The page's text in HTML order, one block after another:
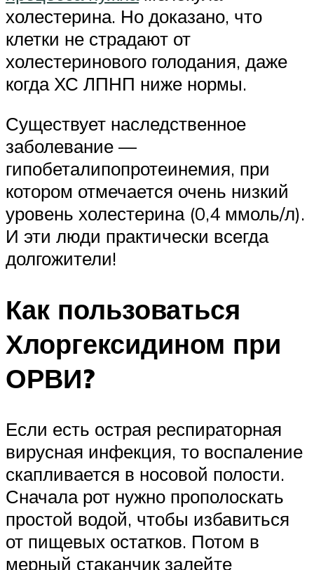
холестерина. Но доказано, что
клетки не страдают от
холестеринового голодания, даже
когда ХС ЛПНП ниже нормы.
Существует наследственное
заболевание —
гипобеталипопротеинемия, при
котором отмечается очень низкий
уровень холестерина (0,4 ммоль/л).
И эти люди практически всегда
долгожители!
Как пользоваться
Хлоргексидином при
ОРВИ?
Если есть острая респираторная
вирусная инфекция, то воспаление
скапливается в носовой полости.
Сначала рот нужно прополоскать
простой водой, чтобы избавиться
от пищевых остатков. Потом в
мерный стаканчик залейте